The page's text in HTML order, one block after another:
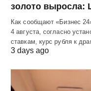
золото выросла:
Как сообщают «Бизнес
4 августа, согласно
ставкам, курс рубля к
3 days ago